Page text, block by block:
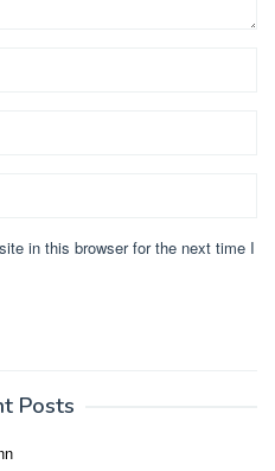
in this browser for the next time I
Posts